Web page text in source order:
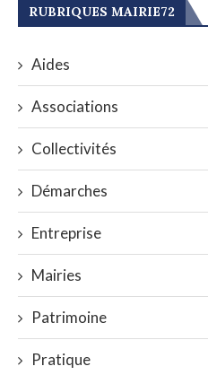
RUBRIQUES MAIRIE72
Aides
Associations
Collectivités
Démarches
Entreprise
Mairies
Patrimoine
Pratique